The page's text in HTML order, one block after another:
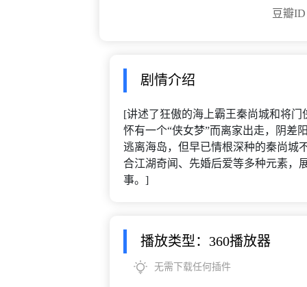
豆瓣
剧情介绍
[讲述了狂傲的海上霸王秦尚城和将
怀有一个“侠女梦”而离家出走，阴差
逃离海岛，但早已情根深种的秦尚城
合江湖奇闻、先婚后爱等多种元素，
事。]
播放类型：360播放器
无需下载任何插件